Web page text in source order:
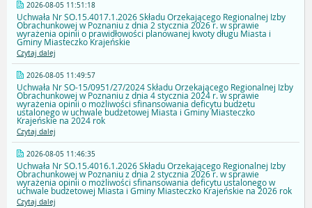
2026-08-05 11:51:18
Uchwała Nr SO.15.4017.1.2026 Składu Orzekającego Regionalnej Izby
Obrachunkowej w Poznaniu z dnia 2 stycznia 2026 r. w sprawie
wyrażenia opinii o prawidłowości planowanej kwoty długu Miasta i
Gminy Miasteczko Krajeńskie
Czytaj dalej
2026-08-05 11:49:57
Uchwała Nr SO-15/0951/27/2024 Składu Orzekającego Regionalnej Izby
Obrachunkowej w Poznaniu z dnia 4 stycznia 2024 r. w sprawie
wyrażenia opinii o możliwości sfinansowania deficytu budżetu
ustalonego w uchwale budżetowej Miasta i Gminy Miasteczko
Krajeńskie na 2024 rok
Czytaj dalej
2026-08-05 11:46:35
Uchwała Nr SO.15.4016.1.2026 Składu Orzekającego Regionalnej Izby
Obrachunkowej w Poznaniu z dnia 2 stycznia 2026 r. w sprawie
wyrażenia opinii o możliwości sfinansowania deficytu ustalonego w
uchwale budżetowej Miasta i Gminy Miasteczko Krajeńskie na 2026 rok
Czytaj dalej